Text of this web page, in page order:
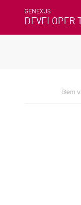
GENEXUS
DEVELOPER
Bem